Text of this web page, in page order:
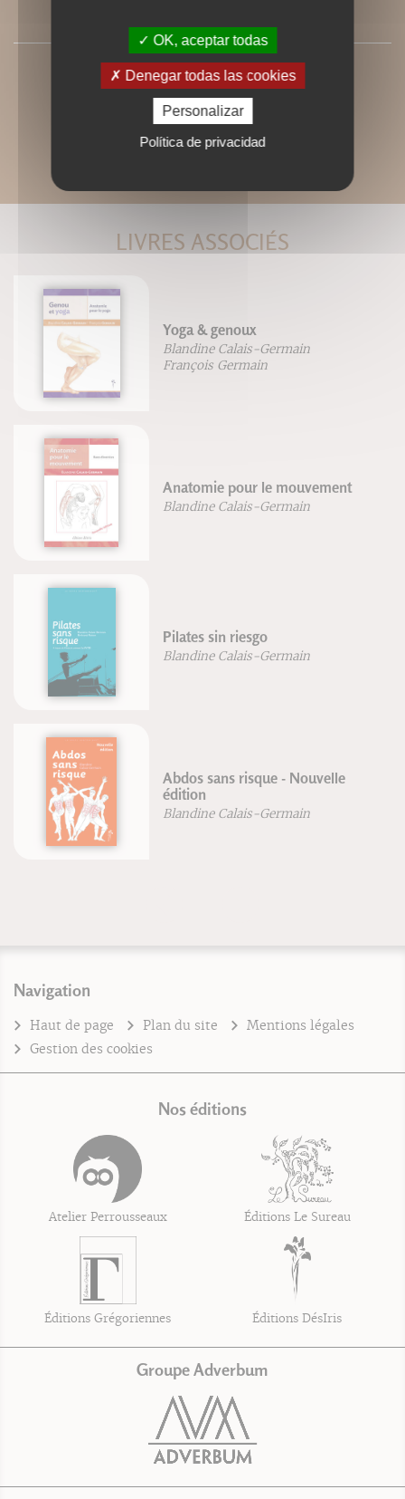
LIVRES ASSOCIÉS
Yoga & genoux
Blandine Calais-Germain
François Germain
Anatomie pour le mouvement
Blandine Calais-Germain
Pilates sin riesgo
Blandine Calais-Germain
Abdos sans risque - Nouvelle
édition
Blandine Calais-Germain
Navigation
Haut de page Plan du site
Mentions légales
Gestion des cookies
Nos éditions
Atelier Perrousseaux Éditions Le Sureau
Éditions Grégoriennes Éditions DésIris
Groupe Adverbum
OK, aceptar todas
Denegar todas las cookies
Personalizar
Política de privacidad